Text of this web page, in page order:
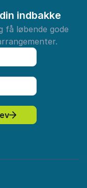
indbakke
få løbende gode